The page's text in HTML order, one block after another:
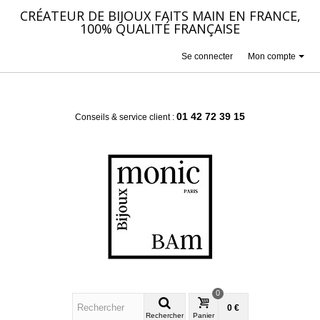
CRÉATEUR DE BIJOUX FAITS MAIN EN FRANCE,
100% QUALITÉ FRANÇAISE
Mon compte
Se connecter
Conseils & service client : 01 42 72 39 15
Rechercher Panier
0
0 €